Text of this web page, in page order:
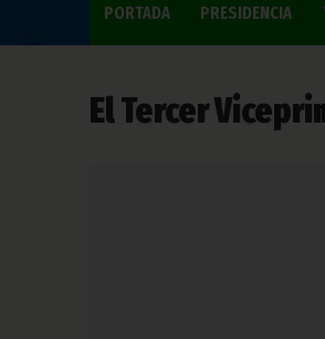
PORTADA PRESIDENCIA
El Tercer